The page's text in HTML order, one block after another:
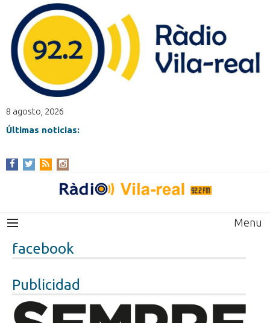
8 agosto, 2026
Últimas noticias:
Menu
facebook
Publicidad